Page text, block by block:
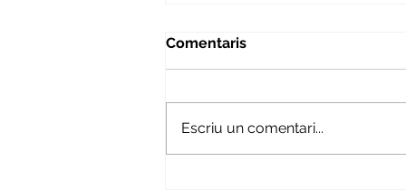
Comentaris
Escriu un comentari...